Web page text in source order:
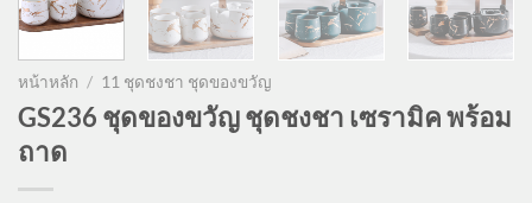
หน้าหลัก / 11 ชุดชงชา ชุดของขวัญ
GS236 ชุดของขวัญ ชุดชงชา เซรามิค พร้อม
ถาด